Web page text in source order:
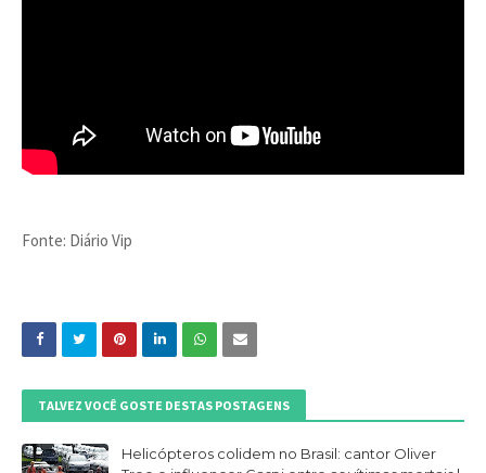
Fonte: Diário Vip
TALVEZ VOCÊ GOSTE DESTAS POSTAGENS
Helicópteros colidem no Brasil: cantor Oliver